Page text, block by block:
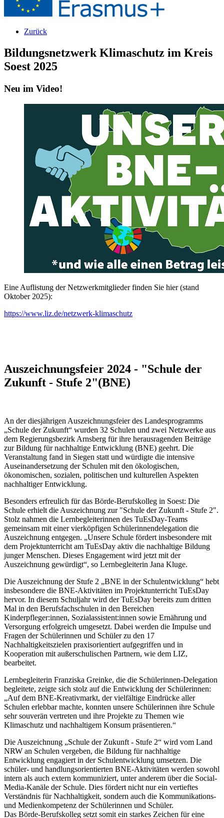
Zurück
Bildungsnetzwerk Klimaschutz im Kreis
Soest 2025
Neu im Video!
Eine Auflistung der Netzwerkmitglieder finden Sie hier (stand
Oktober 2025):
https://www.liz.de/netzwerk-klimaschutz
Auszeichnungsfeier 2024 - "Schule der
Zukunft - Stufe 2"(BNE)
An der diesjährigen Auszeichnungsfeier des Landesprogramms
„Schule der Zukunft“ wurden 32 Schulen und zwei Netzwerke aus
dem Regierungsbezirk Arnsberg für ihre herausragenden Beiträge
zur Bildung für nachhaltige Entwicklung (BNE) geehrt. Die
Veranstaltung fand in Siegen statt und würdigte die intensive
Auseinandersetzung der Schulen mit den ökologischen,
ökonomischen, sozialen, politischen und kulturellen Aspekten
nachhaltiger Entwicklung.
Besonders erfreulich für das Börde-Berufskolleg in Soest: Die
Schule erhielt die Auszeichnung zur "Schule der Zukunft - Stufe 2".
Stolz nahmen die Lernbegleiterinnen des TuEsDay-Teams
gemeinsam mit einer vierköpfigen Schülerinnendelegation die
Auszeichnung entgegen. „Unsere Schule fördert insbesondere mit
dem Projektunterricht am TuEsDay aktiv die nachhaltige Bildung
junger Menschen. Dieses Engagement wird jetzt mit der
Auszeichnung gewürdigt“, so Lernbegleiterin Jana Kluge.
Die Auszeichnung der Stufe 2 „BNE in der Schulentwicklung“ hebt
insbesondere die BNE-Aktivitäten im Projektunterricht TuEsDay
hervor. In diesem Schuljahr wird der TuEsDay bereits zum dritten
Mal in den Berufsfachschulen in den Bereichen
Kinderpfleger:innen, Sozialassistent:innen sowie Ernährung und
Versorgung erfolgreich umgesetzt. Dabei werden die Impulse und
Fragen der Schülerinnen und Schüler zu den 17
Nachhaltigkeitszielen praxisorientiert aufgegriffen und in
Kooperation mit außerschulischen Partnern, wie dem LIZ,
bearbeitet.
Lernbegleiterin Franziska Greinke, die die Schülerinnen-Delegation
begleitete, zeigte sich stolz auf die Entwicklung der Schülerinnen:
„Auf dem BNE-Kreativmarkt, der vielfältige Eindrücke aller
Schulen erlebbar machte, konnten unsere Schülerinnen ihre Schule
sehr souverän vertreten und ihre Projekte zu Themen wie
Klimaschutz und nachhaltigem Konsum präsentieren.“
Die Auszeichnung „Schule der Zukunft - Stufe 2“ wird vom Land
NRW an Schulen vergeben, die Bildung für nachhaltige
Entwicklung engagiert in der Schulentwicklung umsetzen. Die
schüler- und handlungsorientierten BNE-Aktivitäten werden sowohl
intern als auch extern kommuniziert, unter anderem über die Social-
Media-Kanäle der Schule. Dies fördert nicht nur ein vertieftes
Verständnis für Nachhaltigkeit, sondern auch die Kommunikations-
und Medienkompetenz der Schülerinnen und Schüler.
Das Börde-Berufskolleg setzt somit ein starkes Zeichen für eine